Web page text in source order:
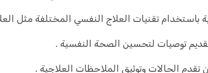
باستخدام تقنيات العلاج النفسي المختلفة مثل
توصيات لتحسين الصحة النفسية .
تقدم الحالات وتوثيق الملاحظات العلاجية .